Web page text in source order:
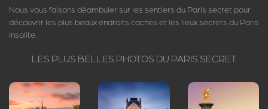
Nous vous faisons déambuler sur les sentiers du Paris secret pour
découvrir les plus beaux endroits cachés et les lieux secrets du Paris
insolite.
LES PLUS BELLES PHOTOS DU PARIS SECRET